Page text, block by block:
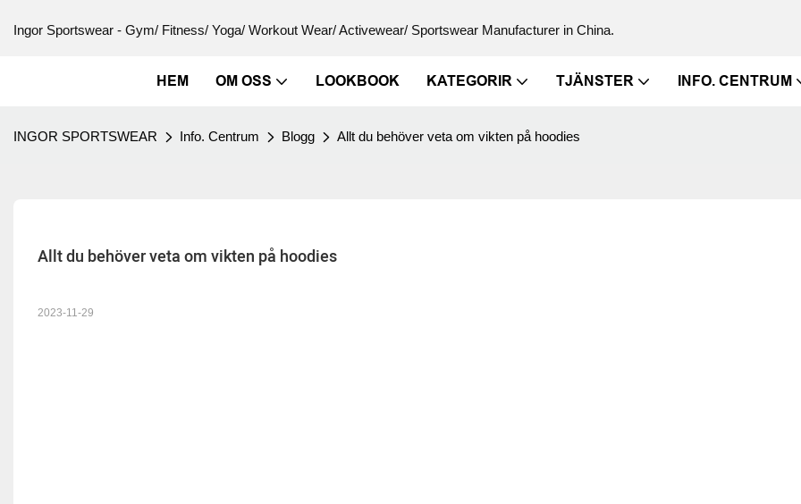
Ingor Sportswear - Gym/ Fitness/ Yoga/ Workout Wear/ Activewear/ Sportswear Manufacturer in China.
HEM OM OSS LOOKBOOK KATEGORIR TJÄNSTER INFO. CENTRUM
INGOR SPORTSWEAR Info. Centrum Blogg Allt du behöver veta om vikten på hoodies
Allt du behöver veta om vikten på hoodies
2023-11-29